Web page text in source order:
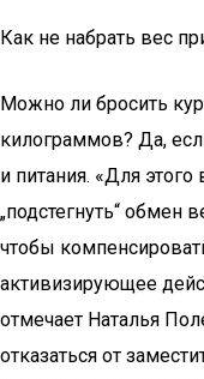
Как не набрать вес
Можно ли бросить
килограммов? Да,
и питания. «Для
„подстегнуть“ обмен
чтобы
активизирующее
отмечает Наталья
отказаться от